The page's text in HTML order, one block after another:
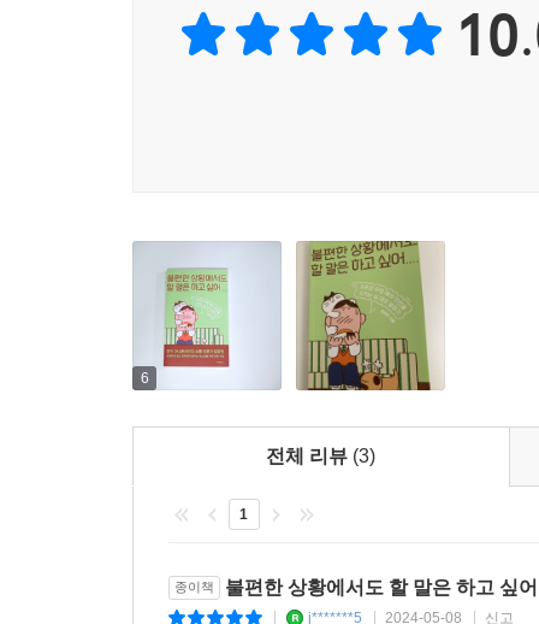
관계를 시작하고 좋은 관계를 유지해 나가는 데
6
전체 리뷰 (3)
1
종이책 불편한 상황에서도 할 말은 하고 싶어
j*******5 2024-05-08 신고